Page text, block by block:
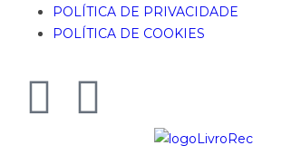
POLÍTICA DE PRIVACIDADE
POLÍTICA DE COOKIES